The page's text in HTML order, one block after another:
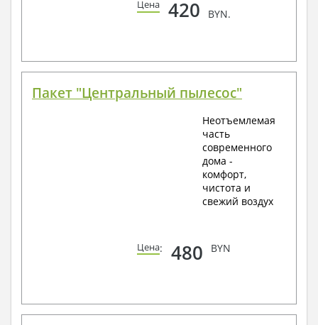
Цена 420 BYN.
Пакет "Центральный пылесос"
Неотъемлемая
часть
современного
дома -
комфорт,
чистота и
свежий воздух
Цена: 480 BYN